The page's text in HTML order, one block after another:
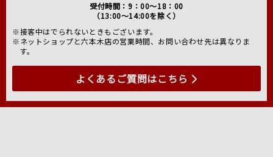
受付時間：9：00～18：00
（13:00～14:00を除く）
※接客中はでられないときもございます。
※ネットショップと六本木店の営業時間、お問い合わせ先は異なりま
す。
よくあるご質問はこちら